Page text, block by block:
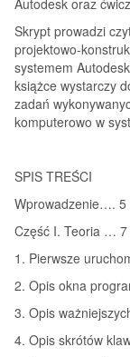
Autodesk oraz
Skrypt prowadzi
projektowo-
systemem
książce wystarczy
zadań
komputerowo w
SPIS TREŚCI
Wprowadzenie…. 5
Część I. Teoria … 7
1. Pierwsze
2. Opis okna
3. Opis
4. Opis skrótów